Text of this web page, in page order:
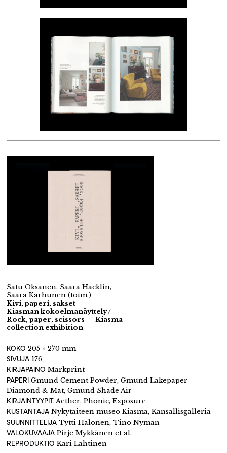
Satu Oksanen, Saara Hacklin,
Saara Karhunen (toim.)
Kivi, paperi, sakset —
Kiasman kokoelmanäyttely /
Rock, paper, scissors — Kiasma
collection exhibition
KOKO 205 × 270 mm
SIVUJA 176
KIRJAPAINO Markprint
PAPERI Gmund Cement Powder, Gmund Lakepaper
Diamond & Mat, Gmund Shade Air
KIRJAINTYYPIT Aether, Phonic, Exposure
KUSTANTAJA Nykytaiteen museo Kiasma, Kansallisgalleria
SUUNNITTELIJA Tytti Halonen, Tino Nyman
VALOKUVAAJA Pirje Mykkänen et al.
REPRODUKTIO Kari Lahtinen